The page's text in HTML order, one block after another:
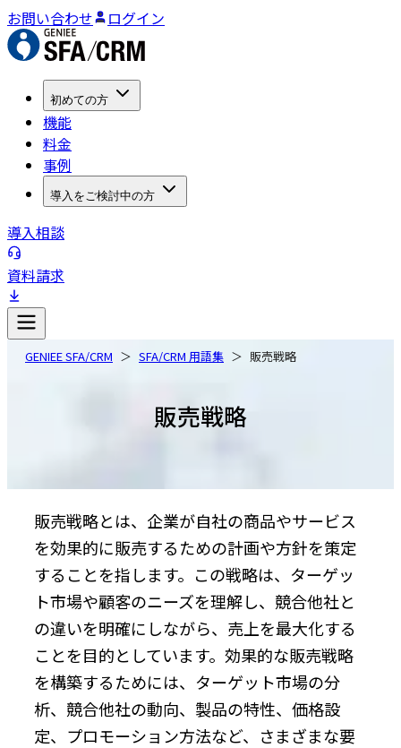
お問い合わせ ログイン
初めての方
機能
料金
事例
導入をご検討中の方
導入相談
資料請求
GENIEE SFA/CRM SFA/CRM 用語集 販売戦略
販売戦略
販売戦略とは、企業が自社の商品やサービス
を効果的に販売するための計画や方針を策定
することを指します。この戦略は、ターゲッ
ト市場や顧客のニーズを理解し、競合他社と
の違いを明確にしながら、売上を最大化する
ことを目的としています。効果的な販売戦略
を構築するためには、ターゲット市場の分
析、競合他社の動向、製品の特性、価格設
定、プロモーション方法など、さまざまな要